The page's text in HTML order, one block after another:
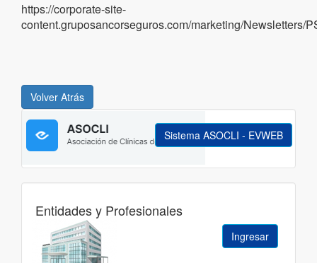
https://corporate-site-
content.gruposancorseguros.com/marketing/Newsletters/
Sistema ASOCLI - EVWEB
Entidades y Profesionales
Ingresar